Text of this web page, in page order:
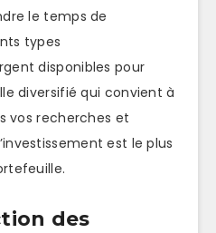
le temps de
types
disponibles pour
diversifié qui convient à
vos recherches et
est le plus
des